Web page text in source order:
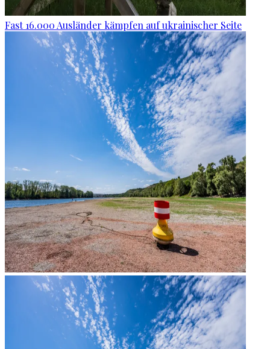
Fast 16.000 Ausländer kämpfen auf ukrainischer Seite